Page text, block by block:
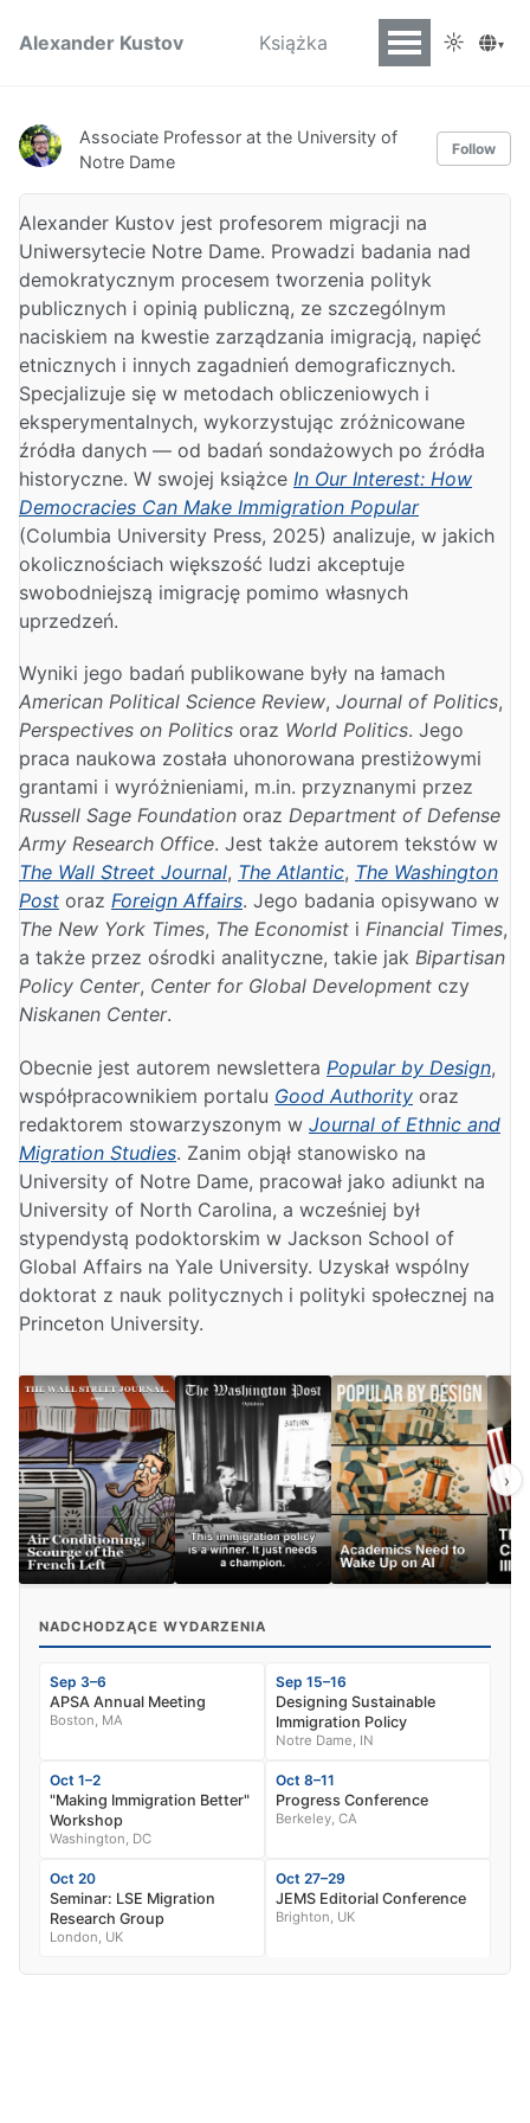
Alexander Kustov Książka ☼ ▾
Associate Professor at the University of
Notre Dame
Follow
Alexander Kustov jest profesorem migracji na
Uniwersytecie Notre Dame. Prowadzi badania nad
demokratycznym procesem tworzenia polityk
publicznych i opinią publiczną, ze szczególnym
naciskiem na kwestie zarządzania imigracją, napięć
etnicznych i innych zagadnień demograficznych.
Specjalizuje się w metodach obliczeniowych i
eksperymentalnych, wykorzystując zróżnicowane
źródła danych — od badań sondażowych po źródła
historyczne. W swojej książce In Our Interest: How
Democracies Can Make Immigration Popular
(Columbia University Press, 2025) analizuje, w jakich
okolicznościach większość ludzi akceptuje
swobodniejszą imigrację pomimo własnych
uprzedzeń.
Wyniki jego badań publikowane były na łamach
American Political Science Review, Journal of Politics,
Perspectives on Politics oraz World Politics. Jego
praca naukowa została uhonorowana prestiżowymi
grantami i wyróżnieniami, m.in. przyznanymi przez
Russell Sage Foundation oraz Department of Defense
Army Research Office. Jest także autorem tekstów w
The Wall Street Journal, The Atlantic, The Washington
Post oraz Foreign Affairs. Jego badania opisywano w
The New York Times, The Economist i Financial Times,
a także przez ośrodki analityczne, takie jak Bipartisan
Policy Center, Center for Global Development czy
Niskanen Center.
Obecnie jest autorem newslettera Popular by Design,
współpracownikiem portalu Good Authority oraz
redaktorem stowarzyszonym w Journal of Ethnic and
Migration Studies. Zanim objął stanowisko na
University of Notre Dame, pracował jako adiunkt na
University of North Carolina, a wcześniej był
stypendystą podoktorskim w Jackson School of
Global Affairs na Yale University. Uzyskał wspólny
doktorat z nauk politycznych i polityki społecznej na
Princeton University.
›
NADCHODZĄCE WYDARZENIA
Sep 3–6
APSA Annual Meeting
Boston, MA
Sep 15–16
Designing Sustainable
Immigration Policy
Notre Dame, IN
Oct 1–2
"Making Immigration Better"
Workshop
Washington, DC
Oct 8–11
Progress Conference
Berkeley, CA
Oct 20
Seminar: LSE Migration
Research Group
London, UK
Oct 27–29
JEMS Editorial Conference
Brighton, UK